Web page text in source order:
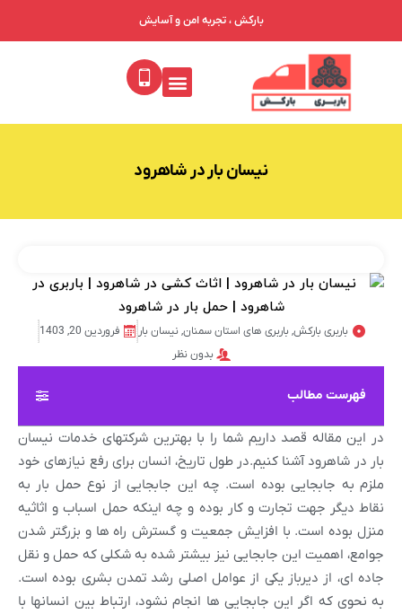
بارکش ، تجربه امن و آسایش
نیسان بار در شاهرود
باربری بارکش,باربری های استان سمنان,نیسان بار
فروردین 20, 1403
بدون نظر
فهرست مطالب
در این مقاله قصد داریم شما را با بهترین شرکتهای خدمات نیسان
بار در شاهرود آشنا کنیم.در طول تاریخ، انسان برای رفع نیازهای خود
ملزم به جابجایی بوده است. چه این جابجایی از نوع حمل بار به
نقاط دیگر جهت تجارت و کار بوده و چه اینکه حمل اسباب و اثاثیه
منزل بوده است. با افزایش جمعیت و گسترش راه ها و بزرگتر شدن
جوامع، اهمیت این جابجایی نیز بیشتر شده به شکلی که حمل و نقل
جاده ای، از دیرباز یکی از عوامل اصلی رشد تمدن بشری بوده است.
به نحوی که اگر این جابجایی ها انجام نشود، ارتباط بین انسانها با